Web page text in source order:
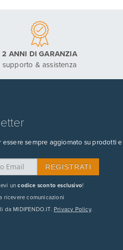
2 ANNI DI GARANZIA
supporto & assistenza
essere sempre aggiornato su prodotti
uncodice sconto esclusivo!
ricevere comunicazioni
da MIDIFENDO.IT. Privacy Policy.